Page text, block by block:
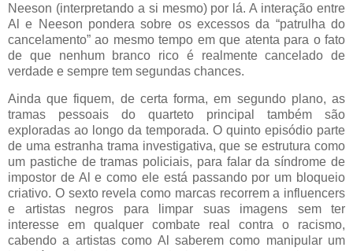
Neeson (interpretando a si mesmo) por lá. A interação entre
Al e Neeson pondera sobre os excessos da “patrulha do
cancelamento” ao mesmo tempo em que atenta para o fato
de que nenhum branco rico é realmente cancelado de
verdade e sempre tem segundas chances.
Ainda que fiquem, de certa forma, em segundo plano, as
tramas pessoais do quarteto principal também são
exploradas ao longo da temporada. O quinto episódio parte
de uma estranha trama investigativa, que se estrutura como
um pastiche de tramas policiais, para falar da síndrome de
impostor de Al e como ele está passando por um bloqueio
criativo. O sexto revela como marcas recorrem a influencers
e artistas negros para limpar suas imagens sem ter
interesse em qualquer combate real contra o racismo,
cabendo a artistas como Al saberem como manipular um